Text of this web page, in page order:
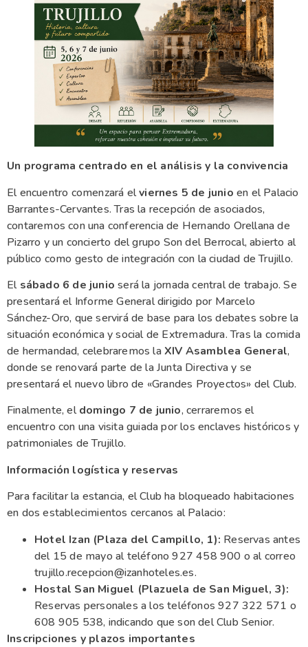
Un programa centrado en el análisis y la convivencia
El encuentro comenzará elviernes 5 de junio en el Palacio
Barrantes-Cervantes. Tras la recepción de asociados,
contaremos con una conferencia de Hernando Orellana de
Pizarro y un concierto del grupo Son del Berrocal, abierto al
público como gesto de integración con la ciudad de Trujillo.
El sábado 6 de junio será la jornada central de trabajo. Se
presentará el Informe General dirigido por Marcelo
Sánchez-Oro, que servirá de base para los debates sobre la
situación económica y social de Extremadura. Tras la comida
de hermandad, celebraremos laXIV Asamblea General,
donde se renovará parte de la Junta Directiva y se
presentará el nuevo libro de «Grandes Proyectos» del Club.
Finalmente, eldomingo 7 de junio, cerraremos el
encuentro con una visita guiada por los enclaves históricos y
patrimoniales de Trujillo.
Información logística y reservas
Para facilitar la estancia, el Club ha bloqueado habitaciones
en dos establecimientos cercanos al Palacio:
Hotel Izan (Plaza del Campillo, 1): Reservas antes
del 15 de mayo al teléfono 927 458 900 o al correo
trujillo.recepcion@izanhoteles.es.
Hostal San Miguel (Plazuela de San Miguel, 3):
Reservas personales a los teléfonos 927 322 571 o
608 905 538, indicando que son del Club Senior.
Inscripciones y plazos importantes